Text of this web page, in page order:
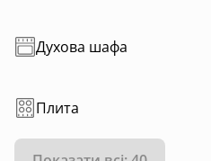
Духова шафа
Плита